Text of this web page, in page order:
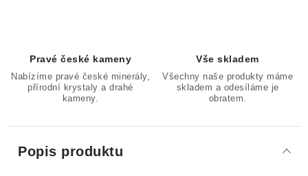
Pravé české kameny
Nabízíme pravé české minerály,
přírodní krystaly a drahé
kameny.
Vše skladem
Všechny naše produkty máme
skladem a odesíláme je
obratem.
Popis produktu